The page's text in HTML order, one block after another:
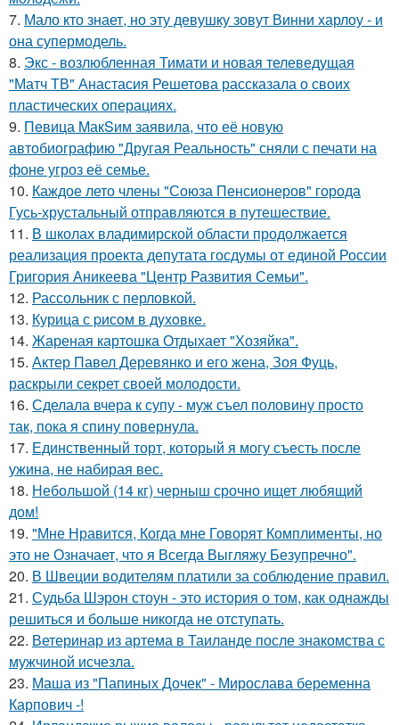
7. Мало кто знает, но эту девушку зовут Винни харлоу - и
она супермодель.
8. Экс - возлюбленная Тимати и новая телеведущая
"Матч ТВ" Анастасия Решетова рассказала о своих
пластических операциях.
9. Пeвица MакSим заявила, что её новую
автобиографию "Другая Реальность" сняли с печати на
фоне угроз её семье.
10. Каждое лето члены "Союза Пенсионеров" города
Гусь-хрустальный отправляются в путешествие.
11. В школах владимирской области продолжается
реализация проекта депутата госдумы от единой России
Григория Аникеева "Центр Развития Семьи".
12. Рассольник с перловкой.
13. Курица с pисoм в дyхoвке.
14. Жареная картошка Отдыхает "Хозяйка".
15. Актер Павел Деревянко и его жена, Зоя Фуць,
раскрыли секрет своей молодости.
16. Сделала вчера к супу - муж съел половину просто
так, пока я спину повернула.
17. Единственный торт, который я могу съесть после
ужина, не набирая вес.
18. Небольшой (14 кг) черныш срочно ищет любящий
дом!
19. "Мне Нравится, Когда мне Говорят Комплименты, но
это не Означает, что я Всегда Выгляжу Безупречно".
20. В Швеции водителям платили за соблюдение правил.
21. Судьба Шэрон стоун - это история о том, как однажды
решиться и больше никогда не отступать.
22. Ветеринар из артема в Таиланде после знакомства с
мужчиной исчезла.
23. Маша из "Папиных Дочек" - Мирослава беременна
Карпович -!